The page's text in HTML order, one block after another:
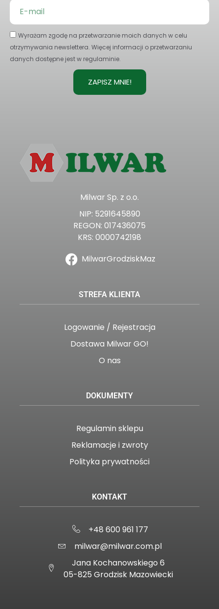
Wyrażam zgodę na przetwarzanie moich danych w celu
otrzymywania newslettera. Więcej informacji o przetwarzaniu
danych dostępne jest w regulaminie.
ZAPISZ MNIE!
Milwar Sp. z o.o.
NIP: 5291645890
REGON: 017436075
KRS: 0000742198
MilwarGrodziskMaz
STREFA KLIENTA
Logowanie / Rejestracja
Dostawa Milwar GO!
O nas
DOKUMENTY
Regulamin sklepu
Reklamacje i zwroty
Polityka prywatności
KONTAKT
+48 600 961 177
milwar@milwar.com.pl
Jana Kochanowskiego 6
05-825 Grodzisk Mazowiecki